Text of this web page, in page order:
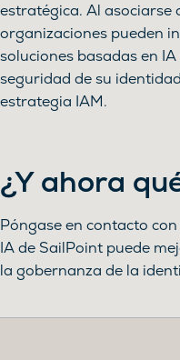
estratégica. Al asociarse
organizaciones pueden
soluciones basadas en
seguridad de su
estrategia IAM.
¿Y ahora
Póngase en contacto
IA de SailPoint puede
la gobernanza de la